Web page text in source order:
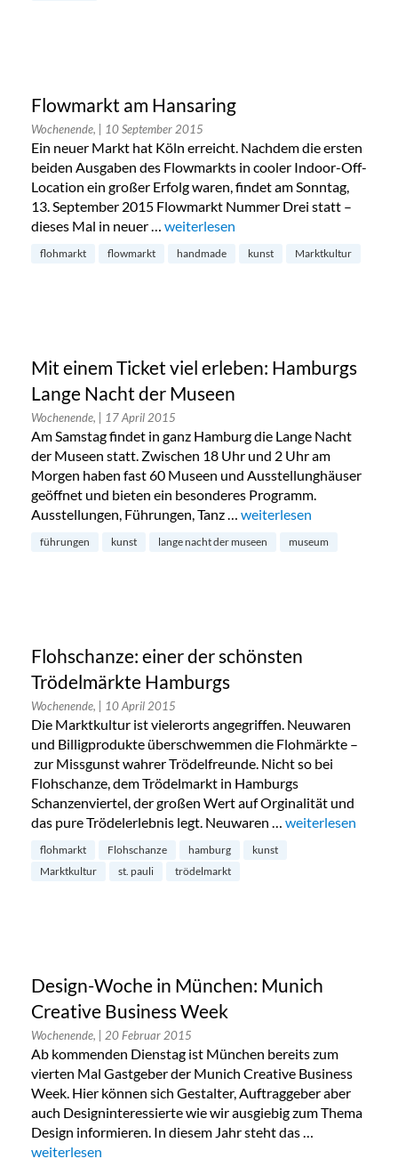
Flowmarkt am Hansaring
Wochenende, | 10 September 2015
Ein neuer Markt hat Köln erreicht. Nachdem die ersten
beiden Ausgaben des Flowmarkts in cooler Indoor-Off-
Location ein großer Erfolg waren, findet am Sonntag,
13. September 2015 Flowmarkt Nummer Drei statt –
dieses Mal in neuer … „Flowmarkt am Hansaring“
weiterlesen
flohmarkt flowmarkt handmade kunst Marktkultur
Mit einem Ticket viel erleben: Hamburgs
Lange Nacht der Museen
Wochenende, | 17 April 2015
Am Samstag findet in ganz Hamburg die Lange Nacht
der Museen statt. Zwischen 18 Uhr und 2 Uhr am
Morgen haben fast 60 Museen und Ausstellunghäuser
geöffnet und bieten ein besonderes Programm.
Ausstellungen, Führungen, Tanz … „Mit einem Ticket viel
weiterlesen
führungen kunst lange nacht der museen museum
Flohschanze: einer der schönsten
Trödelmärkte Hamburgs
Wochenende, | 10 April 2015
Die Marktkultur ist vielerorts angegriffen. Neuwaren
und Billigprodukte überschwemmen die Flohmärkte –
zur Missgunst wahrer Trödelfreunde. Nicht so bei
Flohschanze, dem Trödelmarkt in Hamburgs
Schanzenviertel, der großen Wert auf Orginalität und
das pure Trödelerlebnis legt. Neuwaren … „Flohschanze:
weiterlesen
flohmarkt Flohschanze hamburg
kunst
Marktkultur
st. pauli trödelmarkt
Design-Woche in München: Munich
Creative Business Week
Wochenende, | 20 Februar 2015
Ab kommenden Dienstag ist München bereits zum
vierten Mal Gastgeber der Munich Creative Business
Week. Hier können sich Gestalter, Auftraggeber aber
auch Designinteressierte wie wir ausgiebig zum Thema
Design informieren. In diesem Jahr steht das …
„Design-Woche in München: Munich Creative Business
weiterlesen